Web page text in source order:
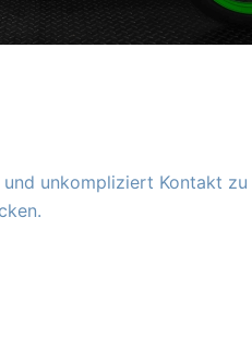
unkompliziert Kontakt zu